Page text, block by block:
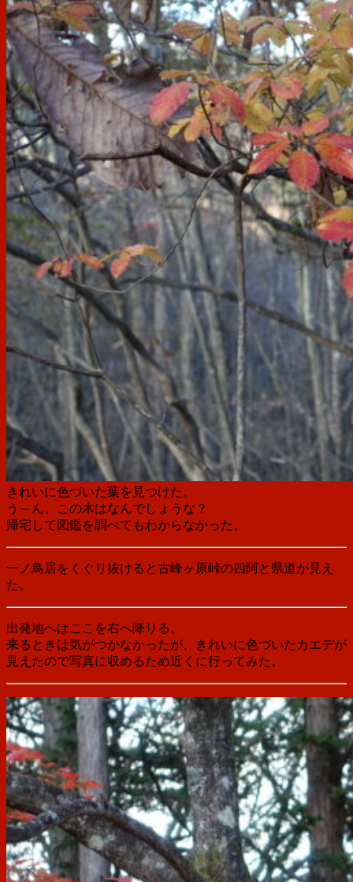
きれいに色づいた葉を見つけた。
う～ん、この木はなんでしょうな？
帰宅して図鑑を調べてもわからなかった。
一ノ鳥居をくぐり抜けると古峰ヶ原峠の四阿と県道が見え
た。
出発地へはここを右へ降りる。
来るときは気がつかなかったが、きれいに色づいたカエデが
見えたので写真に収めるため近くに行ってみた。